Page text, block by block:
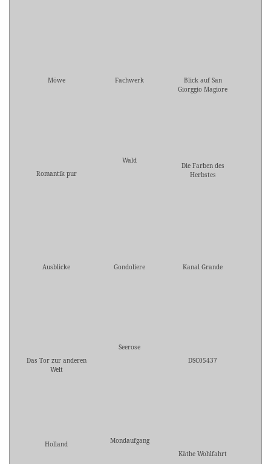
Möwe Fachwerk
Blick auf San
Giorggio Magiore
Romantik pur
Wald
Die Farben des
Herbstes
Ausblicke Gondoliere Kanal Grande
Das Tor zur anderen
Welt
Seerose
DSC05437
Holland
Mondaufgang
Käthe Wohlfahrt